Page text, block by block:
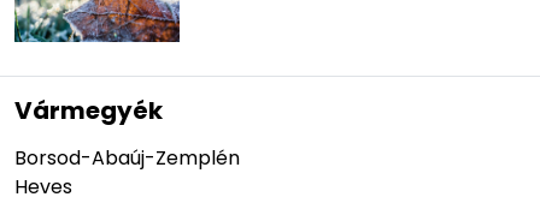
Vármegyék
Borsod-Abaúj-Zemplén
Heves